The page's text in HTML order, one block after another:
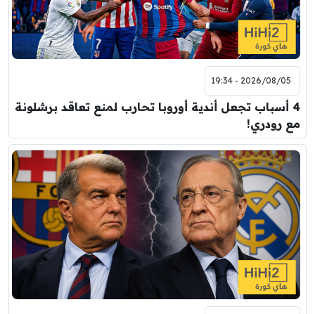
2026/08/05 - 19:34
4 أسباب تجعل أندية أوروبا تحارب لمنع تعاقد برشلونة
مع رودري!